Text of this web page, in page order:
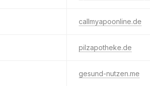
callmyapoonline.de
pilzapotheke.de
gesund-nutzen.me